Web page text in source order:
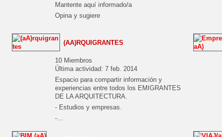
Mantente aquí informado/a
Opina y sugiere
(AA)RQUIGRANTES
10 Miembros
Última actividad: 7 feb. 2014
Espacio para compartir información y
experiencias entre todos los EMIGRANTES
DE LA ARQUITECTURA.
- Estudios y empresas.
-…